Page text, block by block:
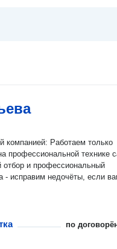
только
профессиональной технике
отбор и профессиональный
по